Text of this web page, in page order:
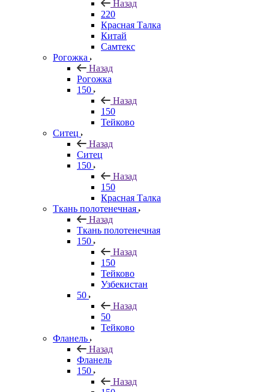
Назад
220
Красная Талка
Китай
Самтекс
Рогожка
Назад
Рогожка
150
Назад
150
Тейково
Ситец
Назад
Ситец
150
Назад
150
Красная Талка
Ткань полотенечная
Назад
Ткань полотенечная
150
Назад
150
Тейково
Узбекистан
50
Назад
50
Тейково
Фланель
Назад
Фланель
150
Назад